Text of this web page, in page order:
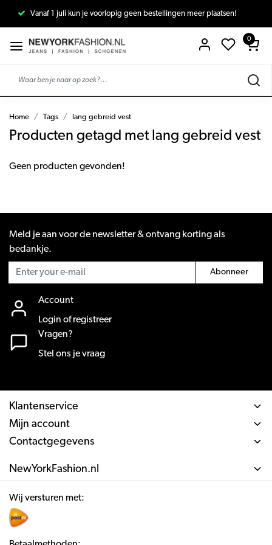
Vanaf 1 juli kun je voorlopig geen bestellingen meer plaatsen!
0
Home Tags lang gebreid vest
Producten getagd met lang gebreid vest
Geen producten gevonden!
Meld je aan voor de newsletter & ontvang korting als
bedankje.
Abonneer
Account
Login of registreer
Vragen?
Stel ons je vraag
Klantenservice
Mijn account
Contactgegevens
NewYorkFashion.nl
Wij versturen met: